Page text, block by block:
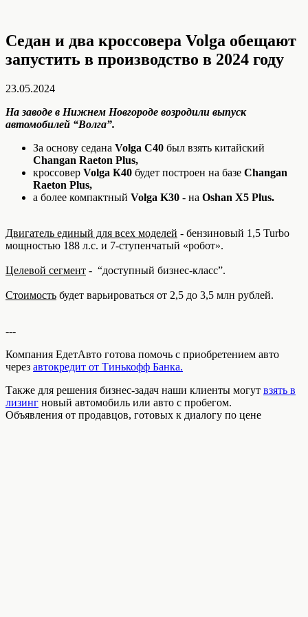
Седан и два кроссовера Volga обещают
запустить в производство в 2024 году
23.05.2024
На заводе в Нижнем Новгороде возродили выпуск
автомобилей “Волга”.
За основу седана Volga С40 был взять китайский
Changan Raeton Plus,
кроссовер Volga К40 будет построен на базе Changan
Raeton Plus,
а более компактный Volga K30 - на Oshan X5 Plus.
Двигатель единый для всех моделей - бензиновый 1,5 Turbo
мощностью 188 л.с. и 7-ступенчатый «робот».
Целевой сегмент - “доступный бизнес-класс”.
Стоимость будет варьироваться от 2,5 до 3,5 млн рублей.
---
Компания ЕдетАвто готова помочь с приобретением авто
через автокредит от Тинькофф Банка.
Также для решения бизнес-задач наши клиенты могут взять в
лизинг новый автомобиль или авто с пробегом.
Объявления от продавцов, готовых к диалогу по цене